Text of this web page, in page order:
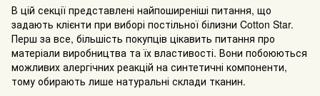
В цій секції представлені найпоширеніші питання, що
задають клієнти при виборі постільної білизни Cotton Star.
Перш за все, більшість покупців цікавить питання про
матеріали виробництва та їх властивості. Вони побоюються
можливих алергічних реакцій на синтетичні компоненти,
тому обирають лише натуральні склади тканин.